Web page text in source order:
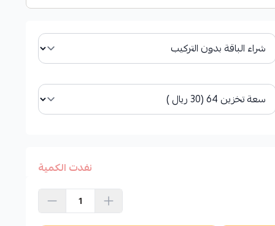
نفدت الكمية